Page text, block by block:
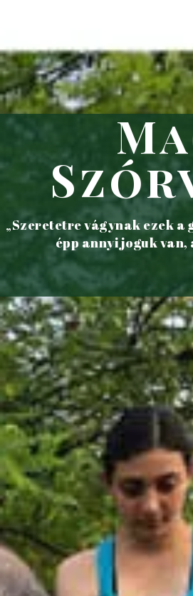
„Szeretetre vágynak ezek
épp annyi joguk